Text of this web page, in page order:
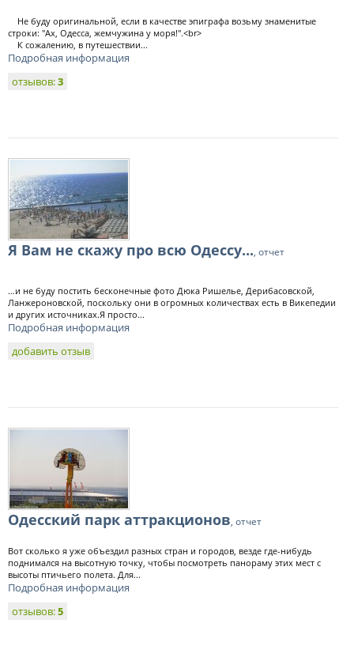
Не буду оригинальной, если в качестве эпиграфа возьму знаменитые
строки: "Ах, Одесса, жемчужина у моря!".<br>
К сожалению, в путешествии...
Подробная информация
отзывов:3
Я Вам не скажу про всю Одессу..., отчет
…и не буду постить бесконечные фото Дюка Ришелье, Дерибасовской,
Ланжероновской, поскольку они в огромных количествах есть в Викепедии
и других источниках.Я просто...
Подробная информация
добавить отзыв
Одесский парк аттракционов, отчет
Вот сколько я уже объездил разных стран и городов, везде где-нибудь
поднимался на высотную точку, чтобы посмотреть панораму этих мест с
высоты птичьего полета. Для...
Подробная информация
отзывов:5